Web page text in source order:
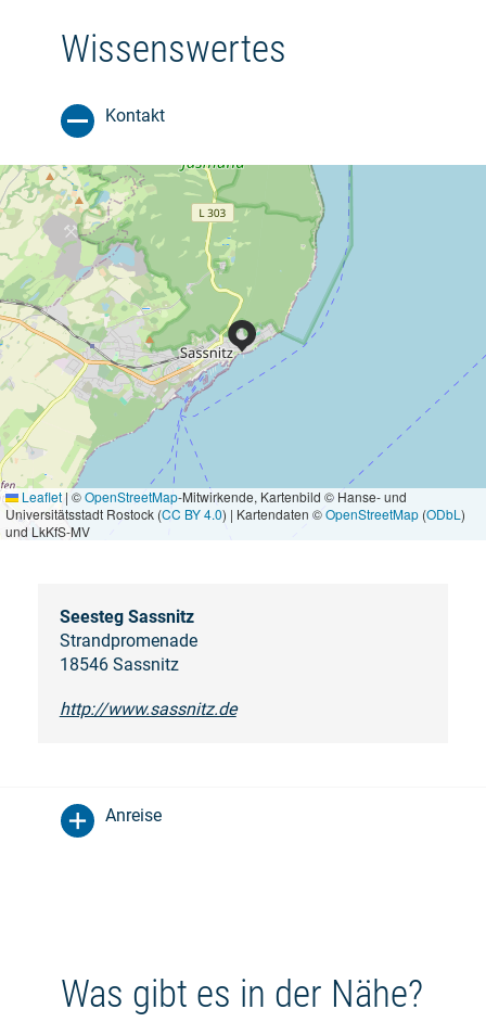
Wissenswertes
Kontakt
Leaflet | ©OpenStreetMap-Mitwirkende, Kartenbild © Hanse- und
Universitätsstadt Rostock (CC BY 4.0) | Kartendaten ©OpenStreetMap (ODbL )
und LkKfS-MV
Seesteg Sassnitz
Strandpromenade
18546 Sassnitz
http://www.sassnitz.de
Anreise
Was gibt es in der Nähe?